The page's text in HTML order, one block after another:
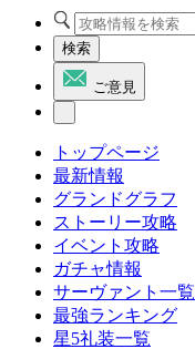
検索
ご意見
トップページ
最新情報
グランドグラフ
ストーリー攻略
イベント攻略
ガチャ情報
サーヴァント一覧
最強ランキング
星5礼装一覧